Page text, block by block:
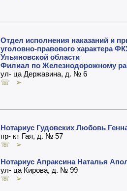
Отдел исполнения наказаний и
уголовно-правового характера
Ульяновской области
Филиал по Железнодорожному
ул- ца Державина, д. № 6
☏ ➢
Нотариус Гудовских Любовь
пр- кт Гая, д. № 57
☏ ➢
Нотариус Апраксина Наталья
ул- ца Кирова, д. № 99
☏ ➢